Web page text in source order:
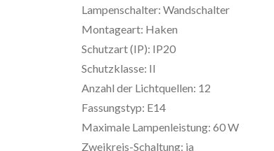
Lampenschalter: Wandschalter
Montageart: Haken
Schutzart (IP): IP20
Schutzklasse: II
Anzahl der Lichtquellen: 12
Fassungstyp: E14
Maximale Lampenleistung: 60 W
Zweikreis-Schaltung: ja